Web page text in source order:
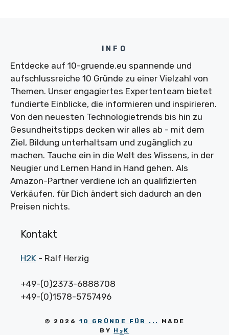
INFO
Entdecke auf 10-gruende.eu spannende und
aufschlussreiche 10 Gründe zu einer Vielzahl von
Themen. Unser engagiertes Expertenteam bietet
fundierte Einblicke, die informieren und inspirieren.
Von den neuesten Technologietrends bis hin zu
Gesundheitstipps decken wir alles ab - mit dem
Ziel, Bildung unterhaltsam und zugänglich zu
machen. Tauche ein in die Welt des Wissens, in der
Neugier und Lernen Hand in Hand gehen. Als
Amazon-Partner verdiene ich an qualifizierten
Verkäufen, für Dich ändert sich dadurch an den
Preisen nichts.
Kontakt
H2K - Ralf Herzig
+49-(0)2373-6888708
+49-(0)1578-5757496
© 2026 10 GRÜNDE FÜR ...
MADE
BY H 2 K